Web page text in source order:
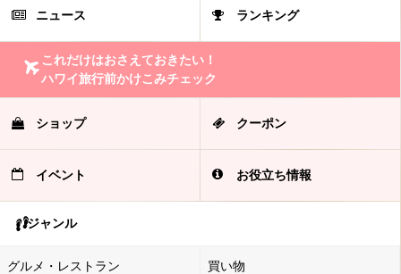
ニュース ランキング
これだけはおさえておきたい！
ハワイ旅行前かけこみチェック
ショップ クーポン
イベント お役立ち情報
ジャンル
グルメ・レストラン 買い物